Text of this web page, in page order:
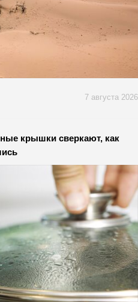
7 августа 2026
крышки сверкают, как